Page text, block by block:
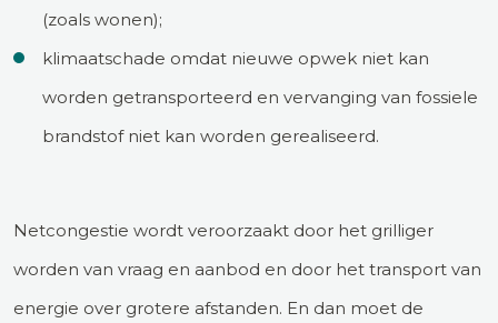
(zoals wonen);
klimaatschade omdat nieuwe opwek niet kan
worden getransporteerd en vervanging van fossiele
brandstof niet kan worden gerealiseerd.
Netcongestie wordt veroorzaakt door het grilliger
worden van vraag en aanbod en door het transport van
energie over grotere afstanden. En dan moet de